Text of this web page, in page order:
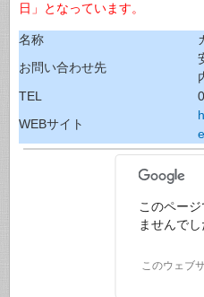
日」となっています。
名称
お問い合わせ先
TEL
WEBサイト
このペー
ませんでし
このウェブ